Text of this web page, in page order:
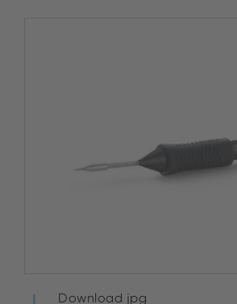
Download jpg